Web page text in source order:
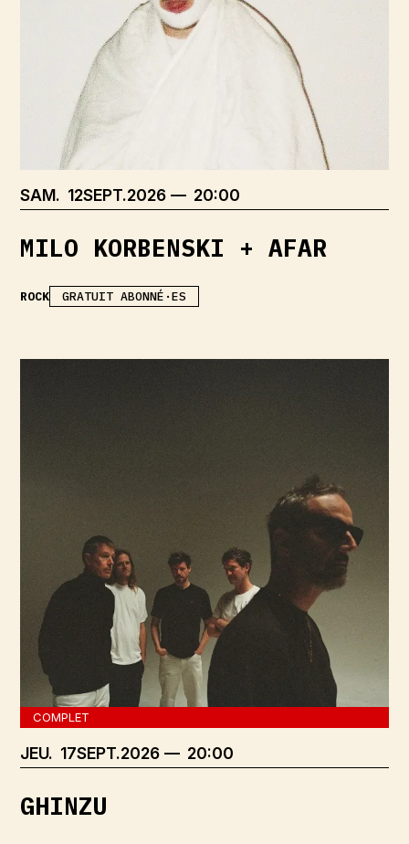
SAMEDI
SAM. 12SEPTEMBRE
SEPT.2026 20:00
MILO KORBENSKI + AFAR
ROCK GRATUIT ABONNÉ·ES
COMPLET
JEUDI
JEU. 17SEPTEMBRE
SEPT.2026 20:00
GHINZU